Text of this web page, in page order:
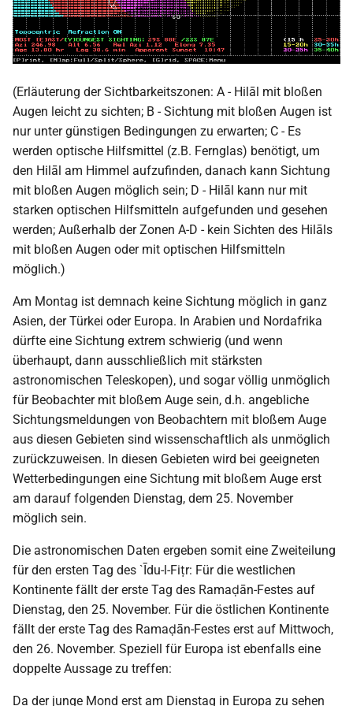
(Erläuterung der Sichtbarkeitszonen: A - Hilāl mit bloßen
Augen leicht zu sichten; B - Sichtung mit bloßen Augen ist
nur unter günstigen Bedingungen zu erwarten; C - Es
werden optische Hilfsmittel (z.B. Fernglas) benötigt, um
den Hilāl am Himmel aufzufinden, danach kann Sichtung
mit bloßen Augen möglich sein; D - Hilāl kann nur mit
starken optischen Hilfsmitteln aufgefunden und gesehen
werden; Außerhalb der Zonen A-D - kein Sichten des Hilāls
mit bloßen Augen oder mit optischen Hilfsmitteln
möglich.)
Am Montag ist demnach keine Sichtung möglich in ganz
Asien, der Türkei oder Europa. In Arabien und Nordafrika
dürfte eine Sichtung extrem schwierig (und wenn
überhaupt, dann ausschließlich mit stärksten
astronomischen Teleskopen), und sogar völlig unmöglich
für Beobachter mit bloßem Auge sein, d.h. angebliche
Sichtungsmeldungen von Beobachtern mit bloßem Auge
aus diesen Gebieten sind wissenschaftlich als unmöglich
zurückzuweisen. In diesen Gebieten wird bei geeigneten
Wetterbedingungen eine Sichtung mit bloßem Auge erst
am darauf folgenden Dienstag, dem 25. November
möglich sein.
Die astronomischen Daten ergeben somit eine Zweiteilung
für den ersten Tag des `Īdu-l-Fiṭr: Für die westlichen
Kontinente fällt der erste Tag des Ramaḍān-Festes auf
Dienstag, den 25. November. Für die östlichen Kontinente
fällt der erste Tag des Ramaḍān-Festes erst auf Mittwoch,
den 26. November. Speziell für Europa ist ebenfalls eine
doppelte Aussage zu treffen:
Da der junge Mond erst am Dienstag in Europa zu sehen